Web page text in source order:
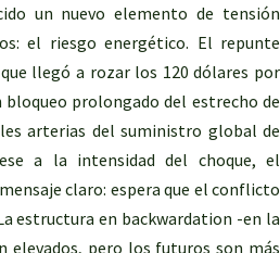
un nuevo elemento de tensión
el riesgo energético. El repunte
llegó a rozar los 120 dólares por
prolongado del estrecho de
arterias del suministro global de
a la intensidad del choque, el
claro: espera que el conflicto
estructura en backwardation -en la
elevados, pero los futuros son más